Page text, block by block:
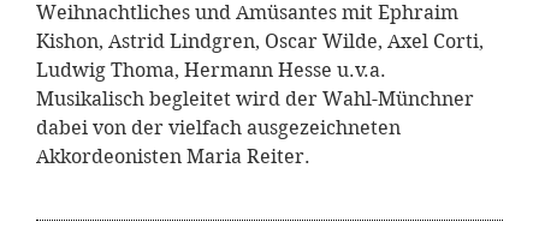
Weihnachtliches und Amüsantes mit Ephraim
Kishon, Astrid Lindgren, Oscar Wilde, Axel Corti,
Ludwig Thoma, Hermann Hesse u.v.a.
Musikalisch begleitet wird der Wahl-Münchner
dabei von der vielfach ausgezeichneten
Akkordeonisten Maria Reiter.